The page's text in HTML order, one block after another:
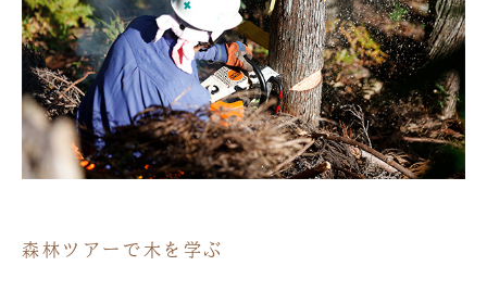
森林ツアーで木を学ぶ